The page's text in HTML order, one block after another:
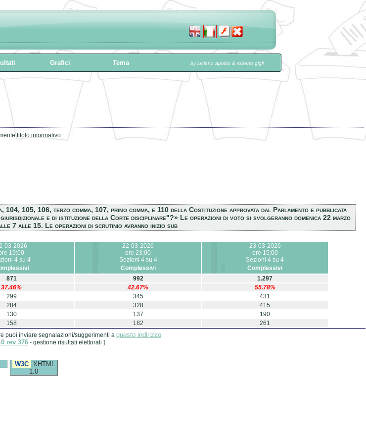
Grafici Tema by luciano apolito & roberto gigli
titolo informativo
105, 106, terzo comma, 107, primo comma, e 110 della Costituzione approvata dal Parlamento e pubblicata
e di istituzione della Corte disciplinare"?» Le operazioni di voto si svolgeranno domenica 22 marzo
7 alle 15. Le operazioni di scrutinio avranno inizio sub
03-2026
19:00
4 su 4
22-03-2026
ore 23:00
Sezioni 4 su 4
Complessivi
23-03-2026
ore 15:00
Sezioni 4 su 4
Complessivi
871 992
1.297
37.46% 42.67%
55.78%
299 345
431
284 328
415
130 137
190
158 182
261
puoi inviare segnalazioni/suggerimenti a questo indirizzo
rev 376- gestione risultati elettorali ]
W3C
XHTML
1.0